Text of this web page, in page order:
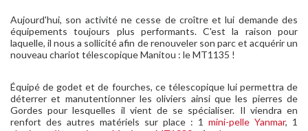
Aujourd'hui, son activité ne cesse de croître et lui demande des
équipements toujours plus performants. C'est la raison pour
laquelle, il nous a sollicité afin de renouveler son parc et acquérir un
nouveau chariot télescopique Manitou : le MT1135 !
Équipé de godet et de fourches, ce télescopique lui permettra de
déterrer et manutentionner les oliviers ainsi que les pierres de
Gordes pour lesquelles il vient de se spécialiser. Il viendra en
renfort des autres matériels sur place : 1 mini-pelle Yanmar, 1